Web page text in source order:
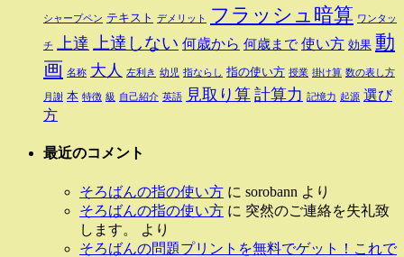
シャープペン テキスト デメリット フラッシュ暗算 ワンタッ
チ 上達 上達しない 何歳から 何歳まで 使い方 効果 動
画 名称 大人 左利き 幼児 指ならし 指の使い方 授業 掛け算 数の表し方
月謝 本 特徴 級 自己紹介 英語 見取り算 計算力 記憶力 起源 選び
方
最近のコメント
そろばんの指の使い方 に sorobann より
そろばんの指の使い方 に 突然のご連絡を失礼致
します。
より
そろばんの問題プリントを無料でゲット！これで